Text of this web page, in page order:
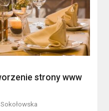
strony www